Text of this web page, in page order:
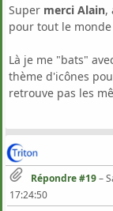
Super merci Alain,
pour tout le monde
Là je me "bats"
thème d'icônes
retrouve pas les
Répondre #19–
17:24:50